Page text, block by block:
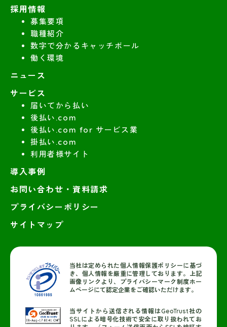
採用情報
募集要項
職種紹介
数字で分かるキャッチボール
働く環境
ニュース
サービス
届いてから払い
後払い.com
後払い.com for サービス業
掛払い.com
利用者様サイト
導入事例
お問い合わせ・資料請求
プライバシーポリシー
サイトマップ
当社は定められた個人情報保護ポリシーに基づ
き、個人情報を厳重に管理しております。上記
画像リンクより、プライバシーマーク制度ホー
ムページにて認定企業をご確認いただけます。
当サイトから送信される情報はGeoTrust社の
SSLによる暗号化技術で安全に取り扱われてお